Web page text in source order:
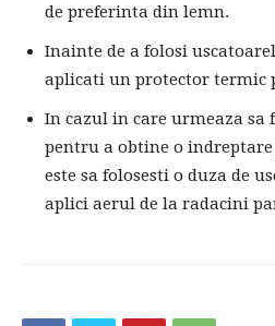
de preferinta din lemn.
Inainte de a folosi
aplicati un protector termic
In cazul in care urmeaza sa
pentru a obtine o
este sa folosesti o duza de
aplici aerul de la radacini